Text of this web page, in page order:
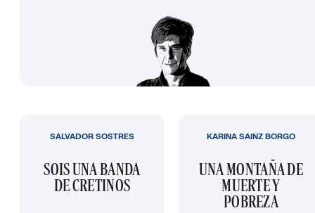
SOIS UNA BANDA
DE CRETINOS
SALVADOR SOSTRES
UNA MONTAÑA DE
MUERTE Y
POBREZA
KARINA SAINZ BORGO